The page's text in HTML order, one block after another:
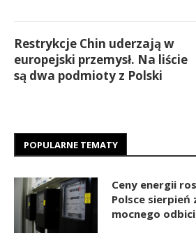
Restrykcje Chin uderzają w
europejski przemysł. Na liście
są dwa podmioty z Polski
POPULARNE TEMATY
Ceny energii
Polsce sierpień
mocnego